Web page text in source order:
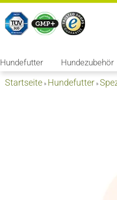
Hundefutter Hundezubehör
Startseite » Hundefutter »